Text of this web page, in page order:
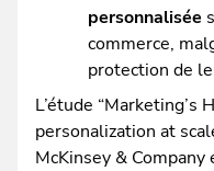
personnalisée
commerce,
protection de
L’étude “Marketing’s
personalization at
McKinsey &